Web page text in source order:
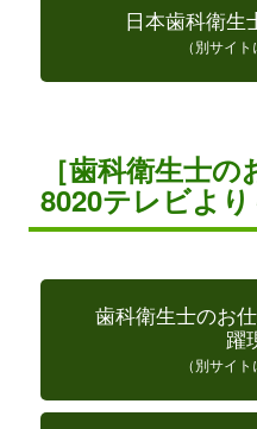
日本歯科衛生
（別サイ
［歯科衛生士
8020テレビより
歯科衛生士のお
躍
（別サイ